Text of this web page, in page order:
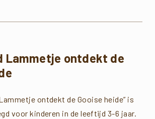
Lammetje ontdekt de
ontdekt de Gooise heide” is
voor kinderen in de leeftijd 3-6 jaar.